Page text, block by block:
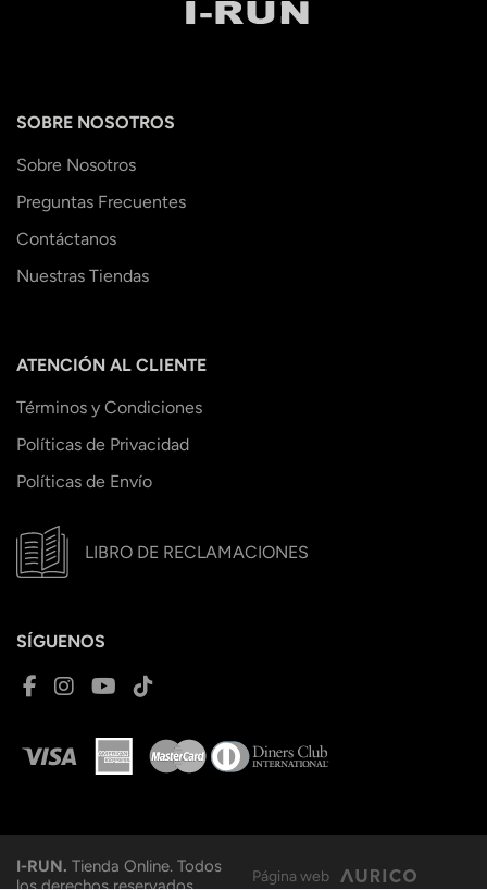
SOBRE NOSOTROS
Sobre Nosotros
Preguntas Frecuentes
Contáctanos
Nuestras Tiendas
ATENCIÓN AL CLIENTE
Términos y Condiciones
Políticas de Privacidad
Políticas de Envío
LIBRO DE RECLAMACIONES
SÍGUENOS
I-RUN. Tienda Online. Todos
los derechos reservados.
Página web